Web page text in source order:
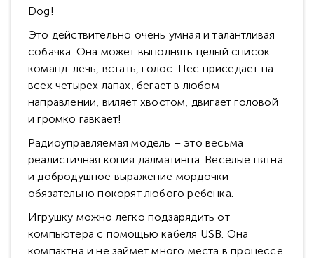
Dog!
Это действительно очень умная и талантливая
собачка. Она может выполнять целый список
команд: лечь, встать, голос. Пес приседает на
всех четырех лапах, бегает в любом
направлении, виляет хвостом, двигает головой
и громко гавкает!
Радиоуправляемая модель – это весьма
реалистичная копия далматинца. Веселые пятна
и добродушное выражение мордочки
обязательно покорят любого ребенка.
Игрушку можно легко подзарядить от
компьютера с помощью кабеля USB. Она
компактна и не займет много места в процессе